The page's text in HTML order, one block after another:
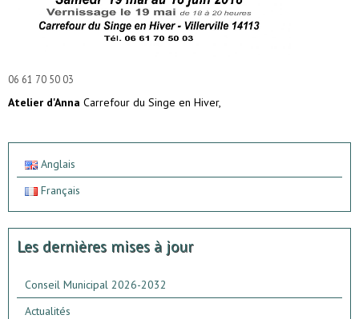
06 61 70 50 03
Atelier d'Anna Carrefour du Singe en Hiver,
Anglais
Français
Les dernières mises à jour
Conseil Municipal 2026-2032
Actualités